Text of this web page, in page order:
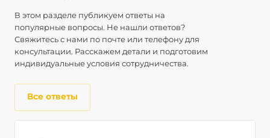
В этом разделе публикуем ответы на
популярные вопросы. Не нашли ответов?
Свяжитесь с нами по почте или телефону для
консультации. Расскажем детали и подготовим
индивидуальные условия сотрудничества.
Все ответы